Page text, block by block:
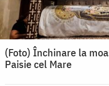
(Foto) Închinare la
Paisie cel Mare